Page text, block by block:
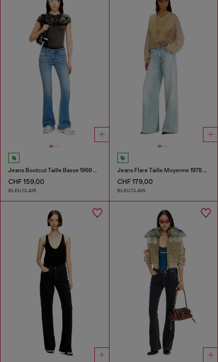
Jeans Bootcut Taille Basse 1969 D-Ebbey
CHF 159,00
BLEU CLAIR
Jeans Flare Taille Moyenne 1978 D-Akemi
CHF 179,00
BLEU CLAIR